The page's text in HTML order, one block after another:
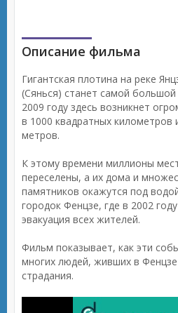
Описание фильма
Гигантская плотина на реке
(Сянься) станет самой
2009 году здесь возникнет
в 1000 квадратных километров
метров.
К этому времени миллионы
переселены, а их дома и
памятников окажутся под
городок Фенцзе, где в 2002
эвакуация всех жителей.
Фильм показывает, как эти
многих людей, живших в
страдания.